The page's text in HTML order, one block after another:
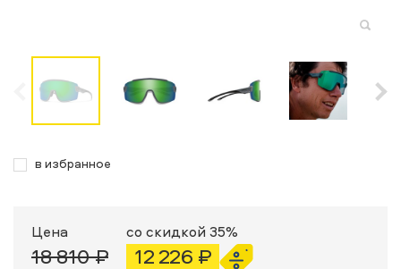
в избранное
Цена
18 810 ₽
со скидкой 35%
12 226 ₽